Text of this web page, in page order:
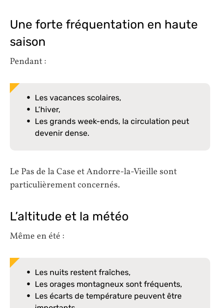
Une forte fréquentation en haute
saison
Pendant :
Les vacances scolaires,
L’hiver,
Les grands week-ends, la circulation peut
devenir dense.
Le Pas de la Case et Andorre-la-Vieille sont
particulièrement concernés.
L’altitude et la météo
Même en été :
Les nuits restent fraîches,
Les orages montagneux sont fréquents,
Les écarts de température peuvent être